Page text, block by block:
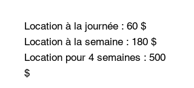
Location à la journée : 60 $
Location à la semaine : 180 $
Location pour 4 semaines : 500
$